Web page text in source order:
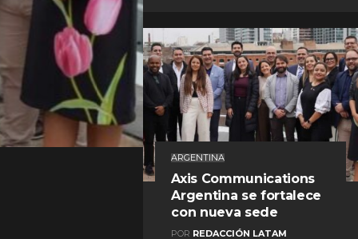
ARGENTINA
Axis Communications
Argentina se fortalece
con nueva sede
POR REDACCIÓN LATAM